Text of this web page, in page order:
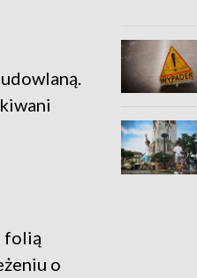
folią
o